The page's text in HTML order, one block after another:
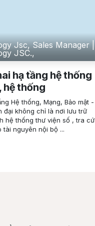
Jsc, Sales Manager |
JSC.,
hạ tầng hệ thống
hệ thống
Hệ thống, Mạng, Bảo mật -
đại không chỉ là nơi lưu trữ
hệ thống thư viện số , tra
tài nguyên nội bộ ...